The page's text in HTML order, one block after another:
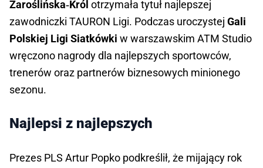
Zaroślińska‑Król otrzymała tytuł najlepszej
zawodniczki TAURON Ligi. Podczas uroczystej Gali
Polskiej Ligi Siatkówki w warszawskim ATM Studio
wręczono nagrody dla najlepszych sportowców,
trenerów oraz partnerów biznesowych minionego
sezonu.
Najlepsi z najlepszych
Prezes PLS Artur Popko podkreślił, że mijający rok